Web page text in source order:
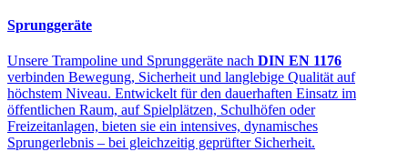
Sprunggeräte
Unsere Trampoline und Sprunggeräte nach DIN EN 1176
verbinden Bewegung, Sicherheit und langlebige Qualität auf
höchstem Niveau. Entwickelt für den dauerhaften Einsatz im
öffentlichen Raum, auf Spielplätzen, Schulhöfen oder
Freizeitanlagen, bieten sie ein intensives, dynamisches
Sprungerlebnis – bei gleichzeitig geprüfter Sicherheit.